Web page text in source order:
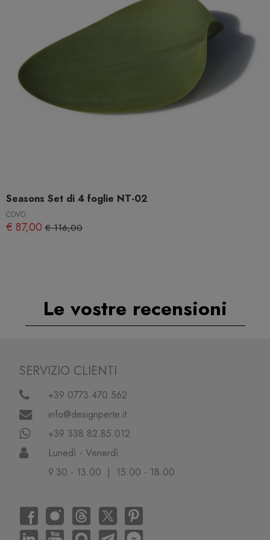
Seasons Set di 4 foglie NT-02
COVO
€ 87,00 € 116,00
Le vostre recensioni
SERVIZIO CLIENTI
+39 0773.470.562
info@designperte.it
+39 338.82.85.012
Lunedì - Venerdì
9.30 - 13.00 | 15.00 - 18.00